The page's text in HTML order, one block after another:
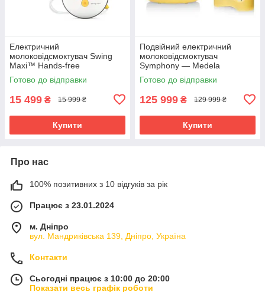
Електричний
молоковідсмоктувач Swing
Maxi™ Hands-free
Готово до відправки
15 499 ₴ 15 999 ₴
Купити
Подвійний електричний
молоковідсмоктувач
Symphony — Medela
Готово до відправки
125 999 ₴ 129 999 ₴
Купити
Про нас
100% позитивних з 10 відгуків за рік
Працює з 23.01.2024
м. Дніпро
вул. Мандриківська 139, Дніпро, Україна
Контакти
Сьогодні працює з 10:00 до 20:00
Показати весь графік роботи